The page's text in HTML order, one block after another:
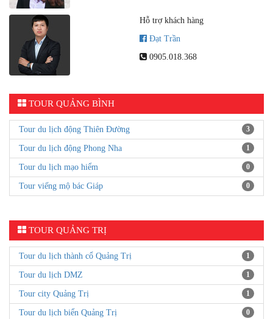
Hỗ trợ khách hàng
Đạt Trần
0905.018.368
TOUR QUẢNG BÌNH
Tour du lịch động Thiên Đường 3
Tour du lịch động Phong Nha 1
Tour du lịch mạo hiểm 0
Tour viếng mộ bác Giáp 0
TOUR QUẢNG TRỊ
Tour du lịch thành cổ Quảng Trị 1
Tour du lịch DMZ 1
Tour city Quảng Trị 1
Tour du lịch biển Quảng Trị 0